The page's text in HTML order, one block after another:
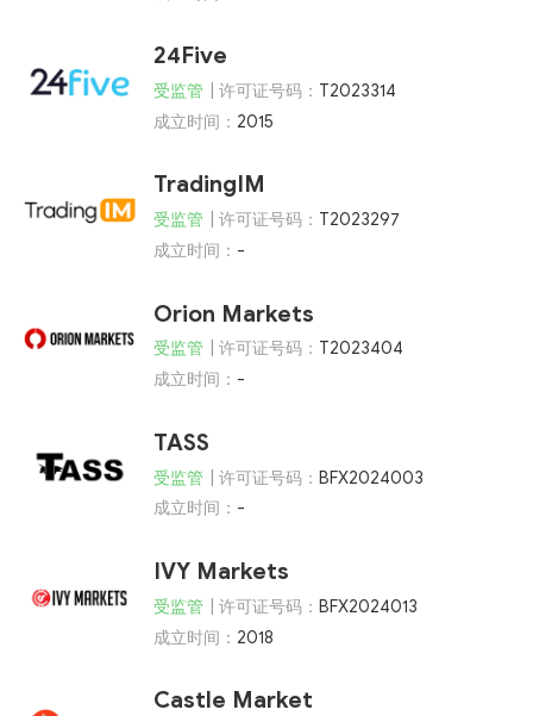
24Five
受监管 | 许可证号码： T2023314
成立时间： 2015
TradingIM
受监管 | 许可证号码： T2023297
成立时间： -
Orion Markets
受监管 | 许可证号码： T2023404
成立时间： -
TASS
受监管 | 许可证号码： BFX2024003
成立时间： -
IVY Markets
受监管 | 许可证号码： BFX2024013
成立时间： 2018
Castle Market